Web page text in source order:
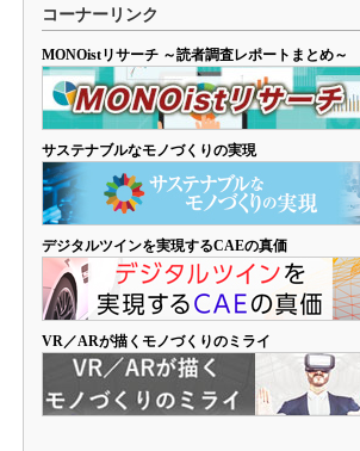
コーナーリンク
MONOistリサーチ ～読者調査レポートまとめ～
サステナブルなモノづくりの実現
デジタルツインを実現するCAEの真価
VR／ARが描くモノづくりのミライ